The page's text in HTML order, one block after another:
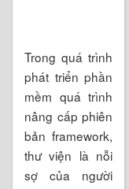
Trong quá trình
phát triển phần
mềm quá trình
nâng cấp phiên
bản framework,
thư viện là nỗi
sợ của người